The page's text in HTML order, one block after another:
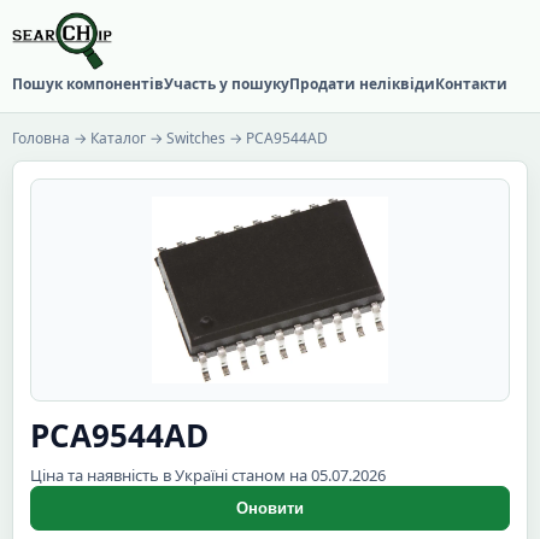
Пошук компонентівУчасть у пошукуПродати неліквідиКонтакти
Головна → Каталог → Switches → PCA9544AD
PCA9544AD
Ціна та наявність в Україні станом на 05.07.2026
Оновити